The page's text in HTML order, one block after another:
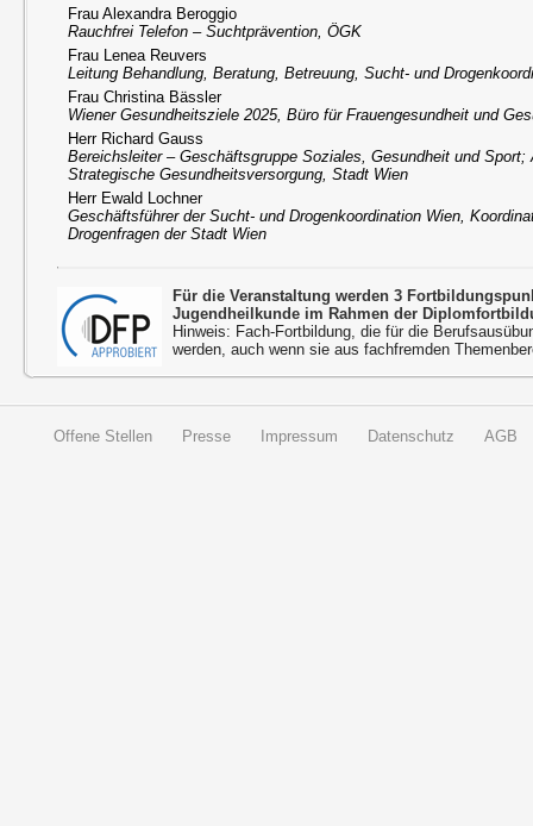
Frau Alexandra Beroggio
Rauchfrei Telefon – Suchtprävention, ÖGK
Frau Lenea Reuvers
Leitung Behandlung, Beratung, Betreuung, Sucht- und
Frau Christina Bässler
Wiener Gesundheitsziele 2025, Büro für Frauengesundheit und
Herr Richard Gauss
Bereichsleiter – Geschäftsgruppe Soziales, Gesundheit und
Strategische Gesundheitsversorgung, Stadt Wien
Herr Ewald Lochner
Geschäftsführer der Sucht- und Drogenkoordination Wien,
Drogenfragen der Stadt Wien
Für die Veranstaltung werden 3
Jugendheilkunde im Rahmen der
Hinweis: Fach-Fortbildung, die für die
werden, auch wenn sie aus fachfremden
Offene Stellen Presse Impressum Datenschutz AGB